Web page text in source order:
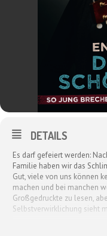
DETAILS
Es darf gefeiert werden:
Familie haben wir das
Gut, viele von uns können
machen und bei manchen
Großgedruckte zu lesen,
Selbstverwirklichung sieht